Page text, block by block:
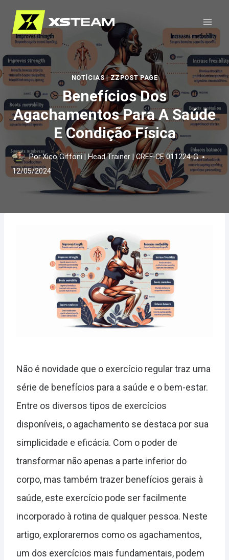
Pular
para
Conteúdo
NOTÍCIAS|ZZPOST PAGE
Benefícios Dos
Agachamentos Para A Saúde
E Condição Física
PorXico Giffoni | Head Trainer | CREF-CE 011224-G
12/05/2024
Não é novidade que o exercício regular traz uma
série de benefícios para a saúde e o bem-estar.
Entre os diversos tipos de exercícios
disponíveis, o agachamento se destaca por sua
simplicidade e eficácia. Com o poder de
transformar não apenas a parte inferior do
corpo, mas também trazer benefícios gerais à
saúde, este exercício pode ser facilmente
incorporado à rotina de qualquer pessoa. Neste
artigo, exploraremos como os agachamentos,
um dos exercícios mais fundamentais, podem